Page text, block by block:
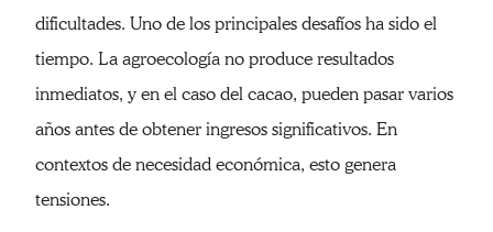
dificultades. Uno de los principales desafíos ha sido el
tiempo. La agroecología no produce resultados
inmediatos, y en el caso del cacao, pueden pasar varios
años antes de obtener ingresos significativos. En
contextos de necesidad económica, esto genera
tensiones.